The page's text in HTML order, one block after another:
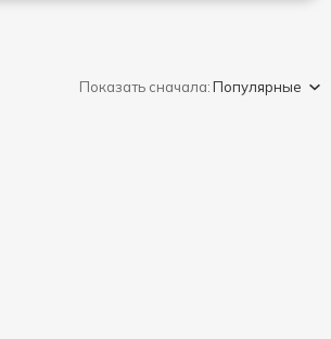
Показать сначала:Популярные